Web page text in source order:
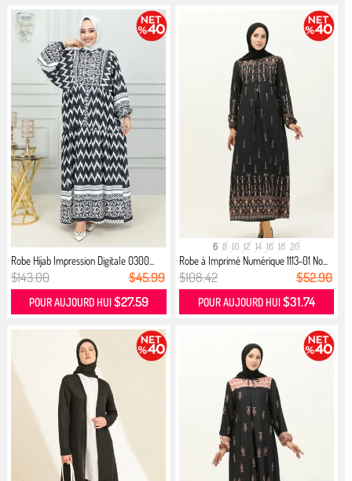
Robe Hijab Impression Digitale 0300...
$143.00 $45.99
POUR AUJOURD HUI $27.59
6 8 10 12 14 16 18 20
Robe à Imprimé Numérique 1113-01 No...
$108.42 $52.90
POUR AUJOURD HUI $31.74